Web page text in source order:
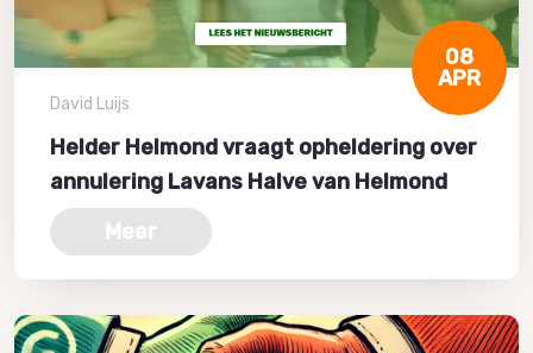
08
APR
David Luijs
Helder Helmond vraagt opheldering over
annulering Lavans Halve van Helmond
Meer